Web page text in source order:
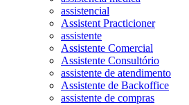
assistencial
Assistent Practicioner
assistente
Assistente Comercial
Assistente Consultório
assistente de atendimento
Assistente de Backoffice
assistente de compras